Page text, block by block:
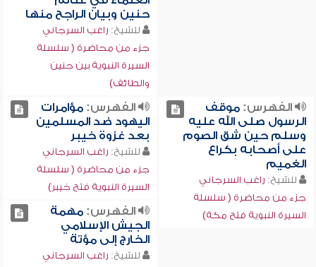
حنين وبيان الراجح منها
للشيخ: راغب السرجاني
جزء من محاضرة ( سلسلة
السيرة النبوية بين حنين
والطائف)
الفهرس:موقف
الرسول صلى الله عليه
وسلم حين شق الصوم
على أصحابه بكراع
الغميم
للشيخ: راغب السرجاني
جزء من محاضرة ( سلسلة
السيرة النبوية فتح مكة)
الفهرس:مؤامرات
اليهود ضد المسلمين
بعد غزوة خيبر
للشيخ: راغب السرجاني
جزء من محاضرة ( سلسلة
السيرة النبوية فتح خيبر)
الفهرس:مهمة
الجيش الإسلامي
الخارج إلى مؤتة
للشيخ: راغب السرجاني